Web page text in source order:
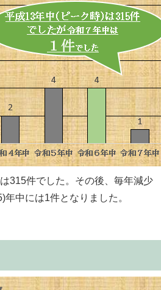
315件でした。その後、毎年減少
中には1件となりました。